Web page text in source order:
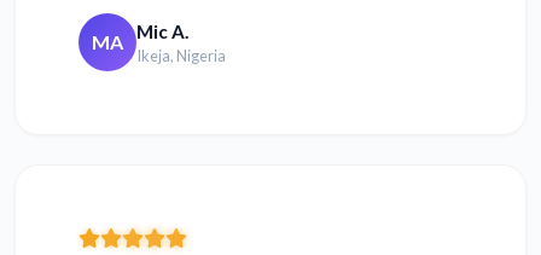
MA Mic A.
Ikeja, Nigeria